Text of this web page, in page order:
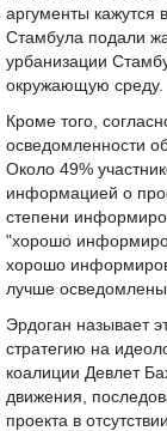
аргументы кажутся
Стамбула подали
урбанизации
окружающую среду.
Кроме того,
осведомленности
Около 49%
информацией о
степени
"хорошо
хорошо
лучше
Эрдоган называет
стратегию на
коалиции Девлет
движения,
проекта в